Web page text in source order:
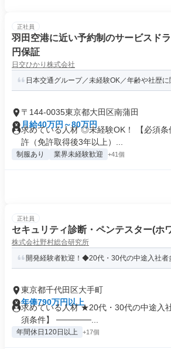
正社員
羽田空港に近い予約制のサービスド
円保証
日交ひかり株式会社
日本交通グループ／未経験OK／年齢や社歴
〒144-0035東京都大田区南蒲田
月給40万円～80万円
求めている人材 ◎未経験OK！ 【必須
許（免許取得後3年以上）...
制服あり 業界未経験歓迎 +41個
正社員
セキュリティ診断・ペンテスター(ホ
株式会社野村総合研究所
開発経験者歓迎！◆20代・30代の中途入社
東京都千代田区大手町
年俸790万円以上
求めている人材 ★20代・30代の中途入
須条件】 ──────...
年間休日120日以上 +17個